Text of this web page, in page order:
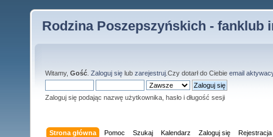
Rodzina Poszepszyńskich - fanklub
Witamy, Gość Zaloguj się lub zarejestruj .Czy dotarł do Ciebie email
Zaloguj się podając nazwę użytkownika, hasło i długość sesji
Strona główna Pomoc Szukaj Kalendarz Zaloguj się Rejestracja